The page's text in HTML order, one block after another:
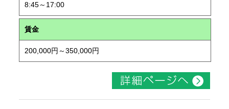
8:45～17:00
賃金
200,000円～350,000円